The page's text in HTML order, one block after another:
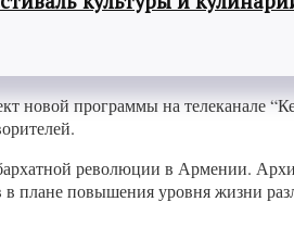
программы на телеканале
революции в Армении.
повышения уровня жизни